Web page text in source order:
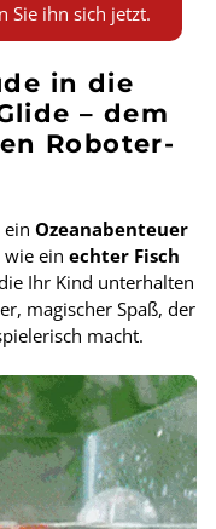
Sie ihn sich jetzt.
in die
– dem
Roboter-
ein Ozeanabenteuer
ein echter Fisch
Ihr Kind unterhalten
magischer Spaß, der
macht.